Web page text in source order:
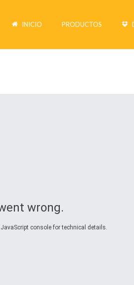
INICIO PRODUCTOS
wrong.
console for technical details.